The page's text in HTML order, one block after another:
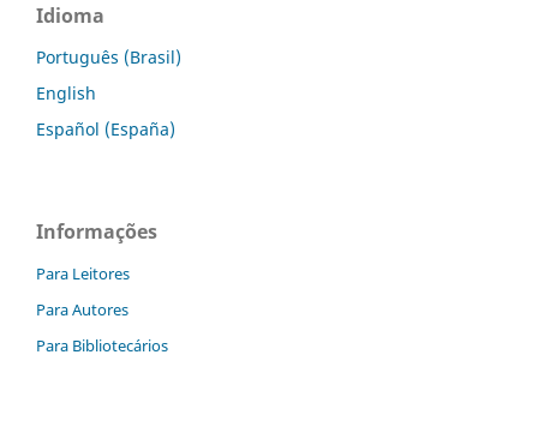
Idioma
Português (Brasil)
English
Español (España)
Informações
Para Leitores
Para Autores
Para Bibliotecários